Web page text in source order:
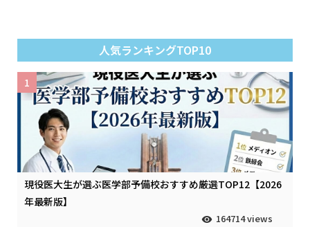
人気ランキングTOP10
現役医大生が選ぶ医学部予備校おすすめ厳選TOP12【2026
年最新版】
164714 views
1